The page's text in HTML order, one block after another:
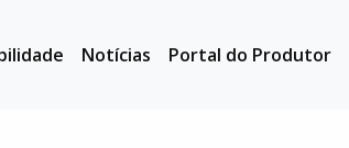
Notícias Portal do Produtor